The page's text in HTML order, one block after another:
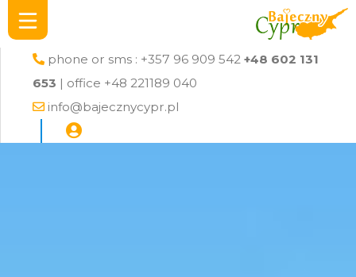
phone or sms : +357 96 909 542 +48 602 131
653 | office +48 221189 040
info@bajecznycypr.pl